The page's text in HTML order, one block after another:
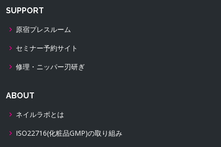
SUPPORT
原宿プレスルーム
セミナー予約サイト
修理・ニッパー刃研ぎ
ABOUT
ネイルラボとは
ISO22716(化粧品GMP)の取り組み